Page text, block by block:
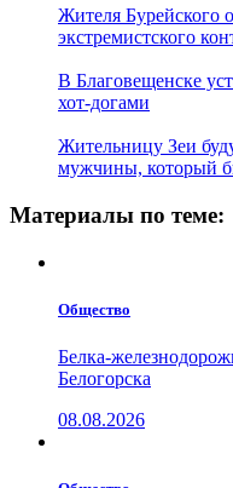
Жителя Бурейского
экстремистского
В Благовещенске
хот-догами
Жительницу Зеи
мужчины, который
Материалы по теме:
Общество
Белка-
Белогорска
08.08.2026